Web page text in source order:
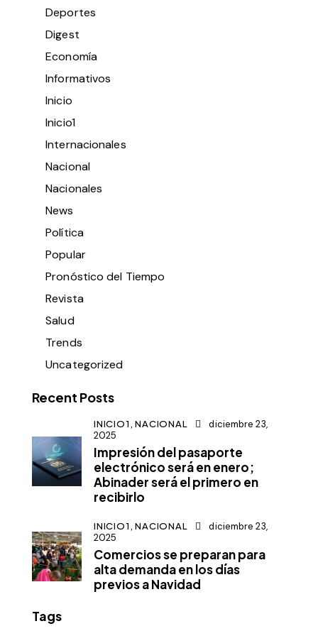
Deportes
Digest
Economía
Informativos
Inicio
Inicio1
Internacionales
Nacional
Nacionales
News
Política
Popular
Pronóstico del Tiempo
Revista
Salud
Trends
Uncategorized
Recent Posts
INICIO1,NACIONAL
diciembre 23,
2025
Impresión del pasaporte
electrónico será en enero;
Abinader será el primero en
recibirlo
INICIO1,NACIONAL
diciembre 23,
2025
Comercios se preparan para
alta demanda en los días
previos a Navidad
Tags